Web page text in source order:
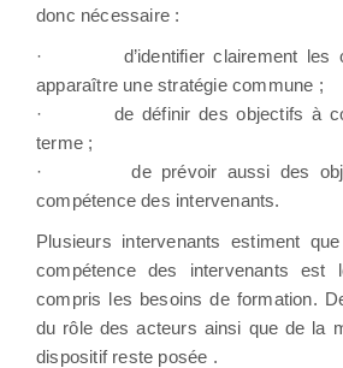
donc nécessaire :
·
d’identifier clairement
apparaître une stratégie commune ;
·
de définir des objectifs à
terme ;
·
de prévoir aussi des
compétence des intervenants.
Plusieurs intervenants estiment
compétence des intervenants
compris les besoins de formation.
du rôle des acteurs ainsi que de la
dispositif reste posée .